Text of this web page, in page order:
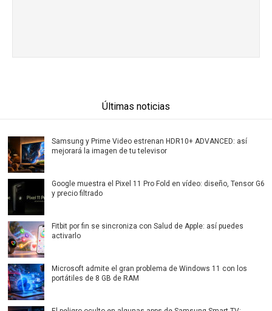
Últimas noticias
Samsung y Prime Video estrenan HDR10+ ADVANCED: así
mejorará la imagen de tu televisor
Google muestra el Pixel 11 Pro Fold en vídeo: diseño, Tensor G6
y precio filtrado
Fitbit por fin se sincroniza con Salud de Apple: así puedes
activarlo
Microsoft admite el gran problema de Windows 11 con los
portátiles de 8 GB de RAM